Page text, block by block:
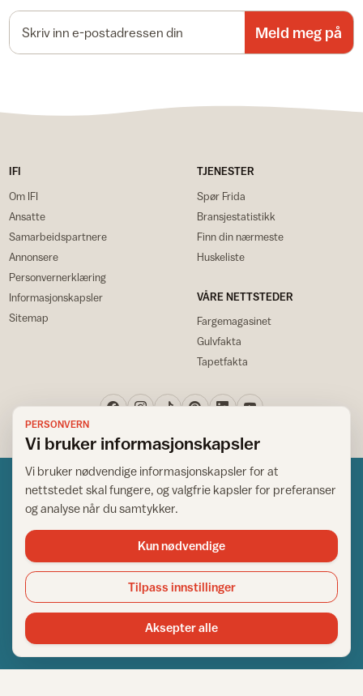
Meld meg på
IFI
Om IFI
Ansatte
Samarbeidspartnere
Annonsere
Personvernerklæring
Informasjonskapsler
Sitemap
TJENESTER
Spør Frida
Bransjestatistikk
Finn din nærmeste
Huskeliste
VÅRE NETTSTEDER
Fargemagasinet
Gulvfakta
Tapetfakta
Norsk råd for hjem og bygg
Copyright © 1995-2026. All Rights Reserved.
Ansvarlig redaktør: Helge Bod Vangen
Utgiver: IFI - Norsk råd for hjem og bygg
PERSONVERN
Vi bruker informasjonskapsler
Vi bruker nødvendige informasjonskapsler for at
nettstedet skal fungere, og valgfrie kapsler for preferanser
og analyse når du samtykker.
Kun nødvendige
Tilpass innstillinger
Aksepter alle